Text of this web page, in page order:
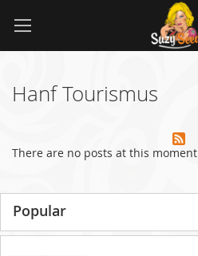
au
Hanf Tourismus
There are no posts at this moment
Popular